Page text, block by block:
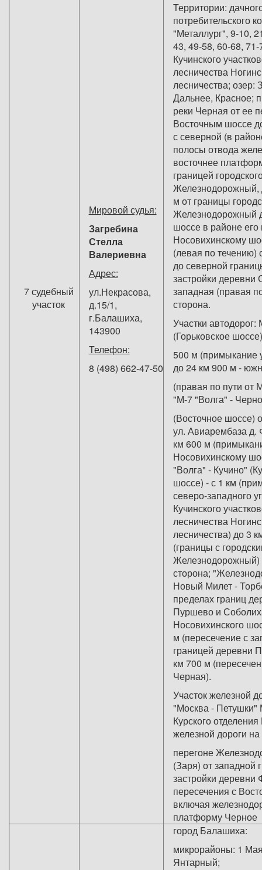
7 судебный
участок
Мировой судья:
Загребина
Стелла
Валериевна
Адрес:
ул.Некрасова,
д.15/1,
г.Балашиха,
143900
Телефон:
8 (498) 662-47-50
Территории:
потребительского
"Металлург", 9-10,
43, 49-58, 60-68, 71-
Кучинского
лесничества
лесничества; озер:
Дальнее, Красное;
реки Черная от ее
Восточным шоссе
с северной (в
полосы отвода
восточнее
границей
Железнодорожный,
м от границы
Железнодорожный
шоссе в районе
Носовихинскому
(левая по течению)
до северной
застройки деревни
западная (правая
сторона.
Участки
(Горьковское
500 м (примыкание
до 24 км 900 м -
(правая по пути от
"М-7 "Волга" -
(Восточное шоссе)
ул. Авиарембаза д.
км 600 м
Носовихинскому
"Волга" - Кучино"
шоссе) - с 1 км
северо-западного
Кучинского
лесничества
лесничества) до 3
(границы с
Железнодорожный)
сторона;
Новый Милет -
пределах границ
Пуршево и
Носовихинского
м (пересечение с
границей деревни
км 700 м
Участок железной
"Москва - Петушки"
Курского
железной дороги на
перегоне
(Заря) от западной
застройки деревни
пересечения с
включая
платформу Черное
город Балашиха:
микрорайоны: 1